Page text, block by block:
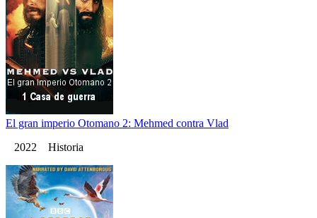
El gran imperio Otomano 2: Mehmed contra Vlad
2022 Historia